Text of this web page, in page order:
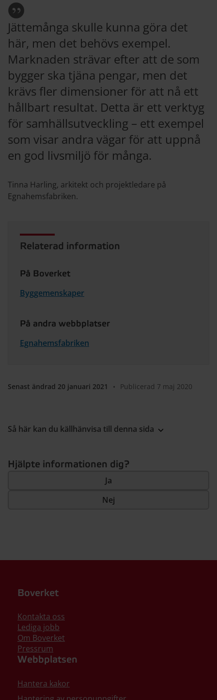
Jättemånga skulle kunna göra det
här, men det behövs exempel.
Marknaden strävar efter att de som
bygger ska tjäna pengar, men det
krävs fler dimensioner för att nå ett
hållbart resultat. Detta är ett verktyg
för samhällsutveckling – ett exempel
som visar andra vägar för att uppnå
en god livsmiljö för många.
Tinna Harling, arkitekt och projektledare på
Egnahemsfabriken.
Relaterad information
På Boverket
Byggemenskaper
På andra webbplatser
Egnahemsfabriken
Senast ändrad 20 januari 2021 • Publicerad 7 maj 2020
Så här kan du källhänvisa till denna sida
Hjälpte informationen dig?
Ja
Nej
Boverket
Kontakta oss
Lediga jobb
Om Boverket
Pressrum
Webbplatsen
Hantera kakor